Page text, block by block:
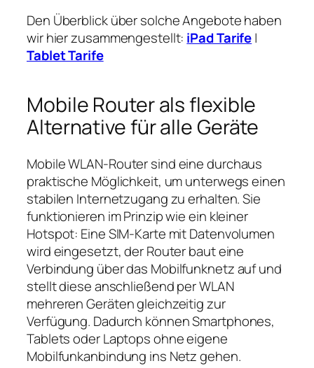
Den Überblick über solche Angebote haben
wir hier zusammengestellt: iPad Tarife|
Tablet Tarife
Mobile Router als flexible
Alternative für alle Geräte
Mobile WLAN‑Router sind eine durchaus
praktische Möglichkeit, um unterwegs einen
stabilen Internetzugang zu erhalten. Sie
funktionieren im Prinzip wie ein kleiner
Hotspot: Eine SIM‑Karte mit Datenvolumen
wird eingesetzt, der Router baut eine
Verbindung über das Mobilfunknetz auf und
stellt diese anschließend per WLAN
mehreren Geräten gleichzeitig zur
Verfügung. Dadurch können Smartphones,
Tablets oder Laptops ohne eigene
Mobilfunkanbindung ins Netz gehen.